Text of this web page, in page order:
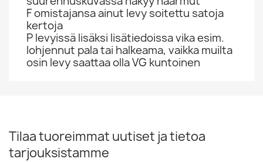
F omistajansa ainut levy soitettu satoja
kertoja
P levyissä lisäksi lisätiedoissa vika esim.
lohjennut pala tai halkeama, vaikka muilta
osin levy saattaa olla VG kuntoinen
Tilaa tuoreimmat uutiset ja tietoa
tarjouksistamme